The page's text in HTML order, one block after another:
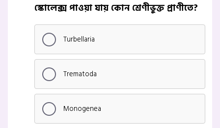
স্কোলেক্স পাওয়া যায় কোন শ্রেণীভুক্ত প্রাণীতে?
Turbellaria
Trematoda
Monogenea